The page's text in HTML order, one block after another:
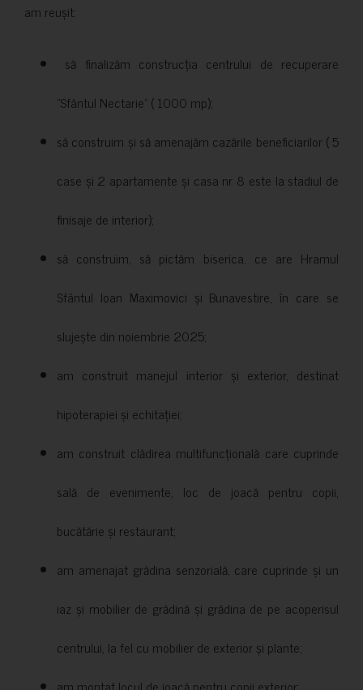
am reușit:
să finalizăm construcția centrului de recuperare
”Sfântul Nectarie” ( 1000 mp);
să construim și să amenajăm cazările beneficiarilor ( 5
case și 2 apartamente și casa nr 8 este la stadiul de
finisaje de interior);
să construim, să pictăm biserica, ce are Hramul
Sfântul Ioan Maximovici și Bunavestire, în care se
slujește din noiembrie 2025;
am construit manejul interior și exterior, destinat
hipoterapiei și echitației;
am construit clădirea multifuncțională care cuprinde
sală de evenimente, loc de joacă pentru copii,
bucătărie și restaurant;
am amenajat grădina senzorială, care cuprinde și un
iaz și mobilier de grădină și grădina de pe acoperisul
centrului, la fel cu mobilier de exterior și plante;